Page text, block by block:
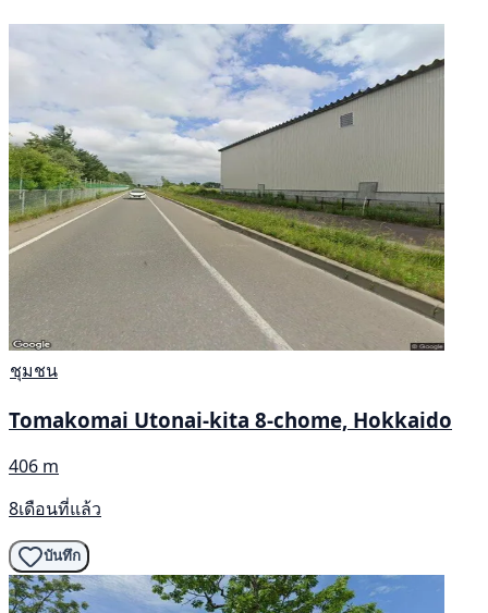
ชุมชน
Tomakomai Utonai-kita 8-chome, Hokkaido
406 m
8เดือนที่แล้ว
บันทึก